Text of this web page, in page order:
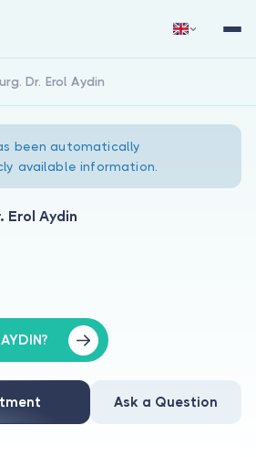
a doctor?
Dr. Erol Aydin
been automatically
available information.
Erol Aydin
Ask a Question